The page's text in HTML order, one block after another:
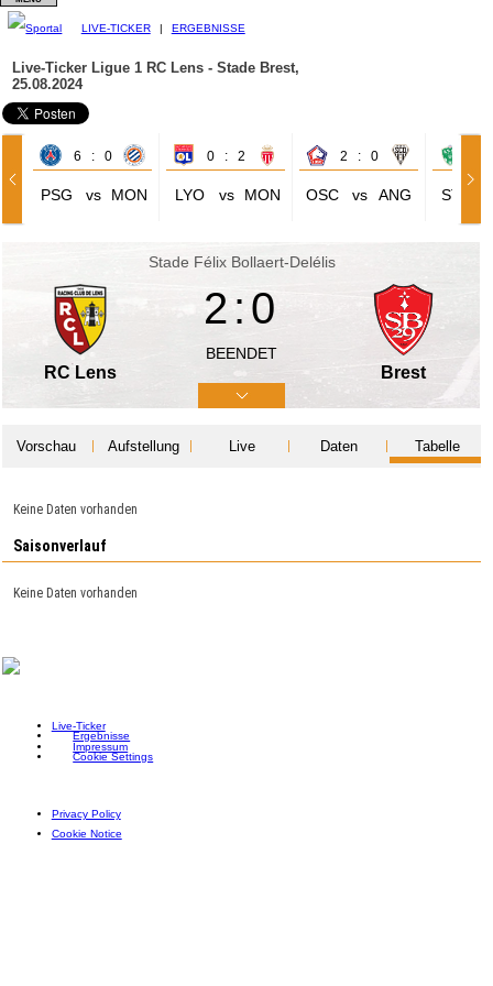
LIVE-TICKER | ERGEBNISSE
Live-Ticker Ligue 1 RC Lens - Stade Brest,
25.08.2024
6 : 0
PSG vs MON
0 : 2
LYO vs MON
2 : 0
OSC vs ANG STE
Stade Félix Bollaert-Delélis
RC Lens
2:0
BEENDET
Brest
Vorschau Aufstellung Live Daten Tabelle
Keine Daten vorhanden
Saisonverlauf
Keine Daten vorhanden
Live-Ticker
Ergebnisse
Impressum
Cookie Settings
Privacy Policy
Cookie Notice